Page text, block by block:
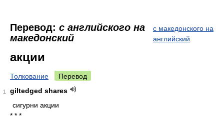
Перевод: с английского на
македонский
с македонского на
английский
акции
Толкование Перевод
1
giltedged shares
сигурни акции
* * *